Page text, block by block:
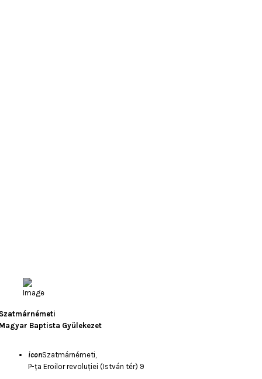
Baptista Gyülekezet
iconSzatmárnémeti,
P-ța Eroilor revoluției (István tér) 9